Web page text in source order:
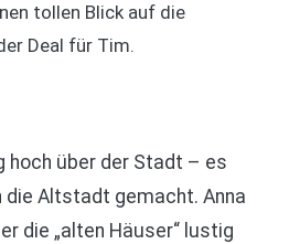
tollen Blick auf die
Deal für Tim.
hoch über der Stadt – es
die Altstadt gemacht. Anna
die „alten Häuser“ lustig